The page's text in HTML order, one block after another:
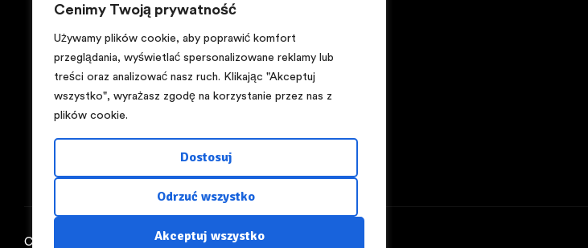
Cenimy Twoją prywatność
Używamy plików cookie, aby poprawić komfort
przeglądania, wyświetlać spersonalizowane reklamy lub
treści oraz analizować nasz ruch. Klikając "Akceptuj
wszystko", wyrażasz zgodę na korzystanie przez nas z
plików cookie.
Dostosuj
Odrzuć wszystko
Akceptuj wszystko
O nas
My w mediach
Encyklopedia zdrowia
Kontakt
Regulamin
Copyright © 2025